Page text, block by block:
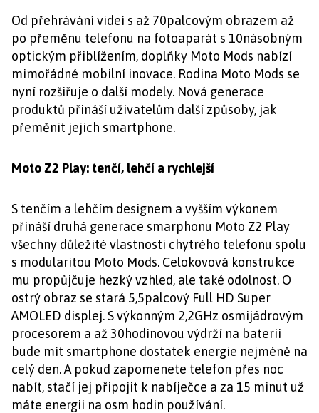
Od přehrávání videí s až 70palcovým obrazem až
po přeměnu telefonu na fotoaparát s 10násobným
optickým přiblížením, doplňky Moto Mods nabízí
mimořádné mobilní inovace. Rodina Moto Mods se
nyní rozšiřuje o další modely. Nová generace
produktů přináší uživatelům další způsoby, jak
přeměnit jejich smartphone.
Moto Z2 Play: tenčí, lehčí a rychlejší
S tenčím a lehčím designem a vyšším výkonem
přináší druhá generace smarphonu Moto Z2 Play
všechny důležité vlastnosti chytrého telefonu spolu
s modularitou Moto Mods. Celokovová konstrukce
mu propůjčuje hezký vzhled, ale také odolnost. O
ostrý obraz se stará 5,5palcový Full HD Super
AMOLED displej. S výkonným 2,2GHz osmijádrovým
procesorem a až 30hodinovou výdrží na baterii
bude mít smartphone dostatek energie nejméně na
celý den. A pokud zapomenete telefon přes noc
nabít, stačí jej připojit k nabíječce a za 15 minut už
máte energii na osm hodin používání.